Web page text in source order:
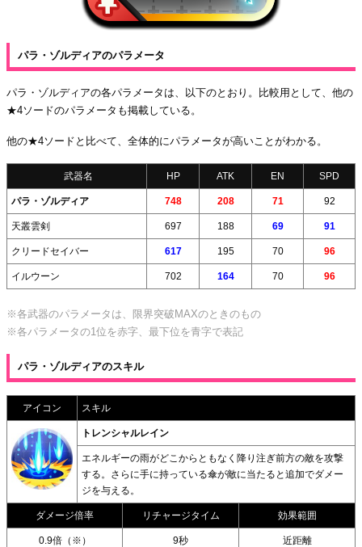
パラ・ゾルディアのパラメータ
パラ・ゾルディアの各パラメータは、以下のとおり。比較用として、他の
★4ソードのパラメータも掲載している。
他の★4ソードと比べて、全体的にパラメータが高いことがわかる。
武器名 HP ATK EN SPD
パラ・ゾルディア 748 208 71 92
天叢雲剣 697 188 69 91
クリードセイバー 617 195 70 96
イルウーン 702 164 70 96
※各武器のパラメータは、限界突破MAXのときのもの
※各パラメータの1位を赤字、最下位を青字で表記
パラ・ゾルディアのスキル
アイコン スキル
トレンシャルレイン
エネルギーの雨がどこからともなく降り注ぎ前方の敵を攻撃
する。さらに手に持っている傘が敵に当たると追加でダメー
ジを与える。
ダメージ倍率 リチャージタイム 効果範囲
0.9倍（※） 9秒 近距離